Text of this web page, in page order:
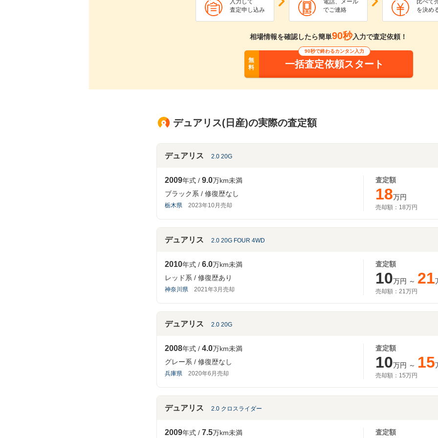
入力して
査定申し込み
電話、メール
でご連絡
比べて
を決め
相場情報を確認したら簡単90秒入力で査定依頼！
無
料
90秒で終わるカンタン入力
一括査定依頼スタート
デュアリス(日産)の実際の査定額
デュアリス 2.0 20G
2009年式 9.0万km未満
ブラック系
修復歴なし
栃木県 2023年10月売却
査定額
18万円
売却額： 18万円
デュアリス 2.0 20G FOUR 4WD
2010年式 6.0万km未満
レッド系
修復歴あり
神奈川県 2021年3月売却
査定額
10万円 ～ 21
売却額： 21万円
デュアリス 2.0 20G
2008年式 4.0万km未満
グレー系
修復歴なし
兵庫県 2020年6月売却
査定額
10万円 ～ 15
売却額： 15万円
デュアリス 2.0 クロスライダー
2009年式 7.5万km未満 査定額